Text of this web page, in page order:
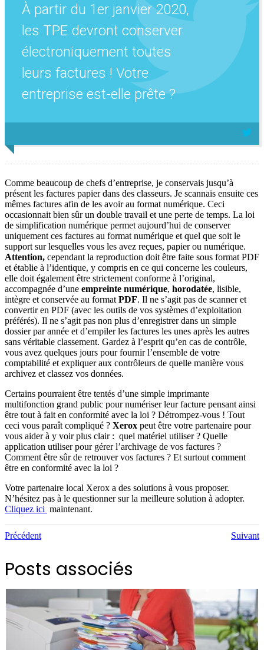
À partir du 1er janvier 2020,
les TPE devront conserver
électroniquement toutes
leurs factures ! Votre
entreprise est-elle prête ?
Comme beaucoup de chefs d’entreprise, je conservais jusqu’à
présent les factures papier dans des classeurs. Je scannais ensuite ces
mêmes factures afin de les avoir au format numérique. Ceci
occasionnait bien sûr un double travail et une perte de temps. La loi
de simplification numérique permet aujourd’hui de conserver
uniquement ces factures au format numérique et quel que soit le
support sur lesquelles vous les avez reçues, papier ou numérique.
Attention, cependant la reproduction doit être faite sous format PDF
et établie à l’identique, y compris en ce qui concerne les couleurs,
elle doit également être strictement conforme à l’original,
accompagnée d’une empreinte numérique, horodatée, lisible,
intègre et conservée au format PDF. Il ne s’agit pas de scanner et
convertir en PDF (avec les outils de vos systèmes d’exploitation
préférés). Il ne s’agit pas non plus d’enregistrer dans un simple
dossier par année et d’empiler les factures les unes après les autres
sans véritable classement. Gardez à l’esprit qu’en cas de contrôle,
vous avez quelques jours pour fournir l’ensemble de votre
comptabilité et expliquer aux contrôleurs de quelle manière vous
archivez et classez vos données.
Certains pourraient être tentés d’une simple imprimante
multifonction grand public pour numériser leur facture pensant ainsi
être tout à fait en conformité avec la loi ? Détrompez-vous ! Tout
ceci vous paraît compliqué ? Xerox peut être votre partenaire pour
vous aider à y voir plus clair : quel matériel utiliser ? Quelle
application utiliser pour gérer l’archivage de vos factures ?
Comment être sûr de retrouver vos factures ? Et surtout comment
être en conformité avec la loi ?
Votre partenaire local Xerox a des solutions à vous proposer.
N’hésitez pas à le questionner sur la meilleure solution à adopter.
Cliquez ici maintenant.
Précédent Suivant
Posts associés